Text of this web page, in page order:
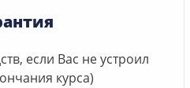
если Вас не устроил
курса)